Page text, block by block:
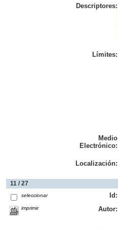
Descriptores:
Límites:
Medio
Electrónico:
Localización:
11 / 27
seleccionar
imprimir
Id:
Autor: